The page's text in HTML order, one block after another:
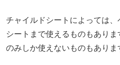
チャイルドシートによっては
シートまで使えるものもあり
のみしか使えないものもありま